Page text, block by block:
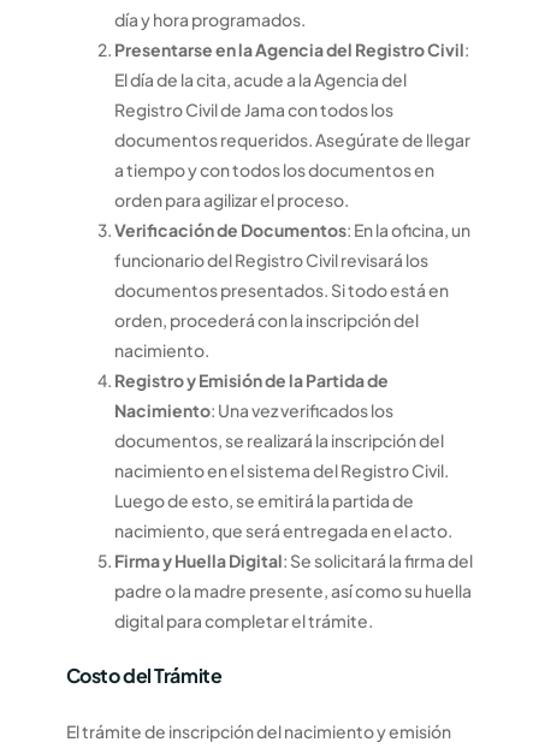
día y hora programados.
Presentarse en la Agencia del Registro Civil:
El día de la cita, acude a la Agencia del
Registro Civil de Jama con todos los
documentos requeridos. Asegúrate de llegar
a tiempo y con todos los documentos en
orden para agilizar el proceso.
Verificación de Documentos: En la oficina, un
funcionario del Registro Civil revisará los
documentos presentados. Si todo está en
orden, procederá con la inscripción del
nacimiento.
Registro y Emisión de la Partida de
Nacimiento: Una vez verificados los
documentos, se realizará la inscripción del
nacimiento en el sistema del Registro Civil.
Luego de esto, se emitirá la partida de
nacimiento, que será entregada en el acto.
Firma y Huella Digital: Se solicitará la firma del
padre o la madre presente, así como su huella
digital para completar el trámite.
Costo del Trámite
El trámite de inscripción del nacimiento y emisión